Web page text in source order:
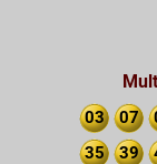
03 07
35
39